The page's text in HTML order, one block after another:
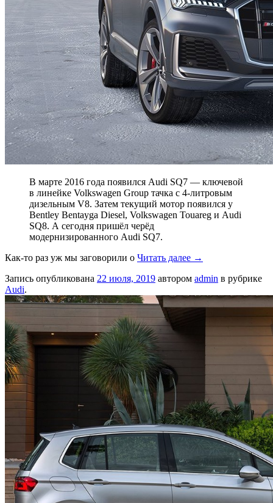
В марте 2016 года появился Audi SQ7 — ключевой
в линейке Volkswagen Group тачка с 4-литровым
дизельным V8. Затем текущий мотор появился у
Bentley Bentayga Diesel, Volkswagen Touareg и Audi
SQ8. А сегодня пришёл черёд
модернизированного Audi SQ7.
Как-то раз уж мы заговорили о Читать далее →
Запись опубликована 22 июля, 2019 автором admin в рубрике
Audi.